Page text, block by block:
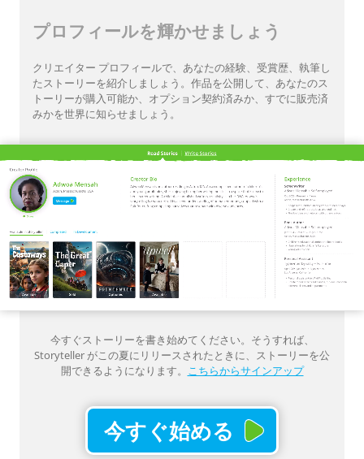
プロフィールを輝かせましょう
クリエイター プロフィールで、あなたの経験、受賞歴、執筆し
たストーリーを紹介しましょう。作品を公開して、あなたのス
トーリーが購入可能か、オプション契約済みか、すでに販売済
みかを世界に知らせましょう。
今すぐストーリーを書き始めてください。そうすれば、
Storyteller がこの夏にリリースされたときに、ストーリーを公
開できるようになります。 こちらからサインアップ
今すぐ始める